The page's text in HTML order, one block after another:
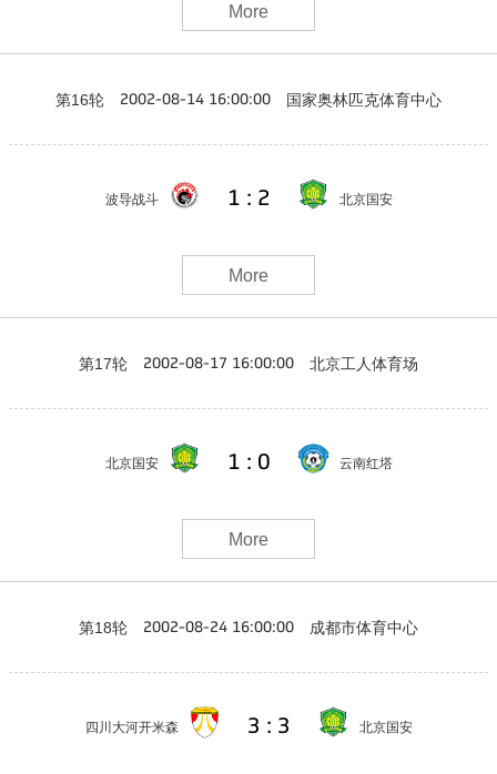
More
第16轮 2002-08-14 16:00:00 国家奥林匹克体育中心
波导战斗 1 : 2 北京国安
More
第17轮 2002-08-17 16:00:00 北京工人体育场
北京国安 1 : 0 云南红塔
More
第18轮 2002-08-24 16:00:00 成都市体育中心
四川大河开米森 3 : 3 北京国安